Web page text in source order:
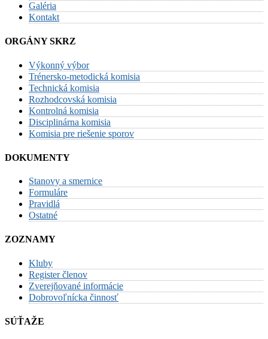
Galéria
Kontakt
ORGÁNY SKRZ
Výkonný výbor
Trénersko-metodická komisia
Technická komisia
Rozhodcovská komisia
Kontrolná komisia
Disciplinárna komisia
Komisia pre riešenie sporov
DOKUMENTY
Stanovy a smernice
Formuláre
Pravidlá
Ostatné
ZOZNAMY
Kluby
Register členov
Zverejňované informácie
Dobrovoľnícka činnosť
SÚŤAŽE